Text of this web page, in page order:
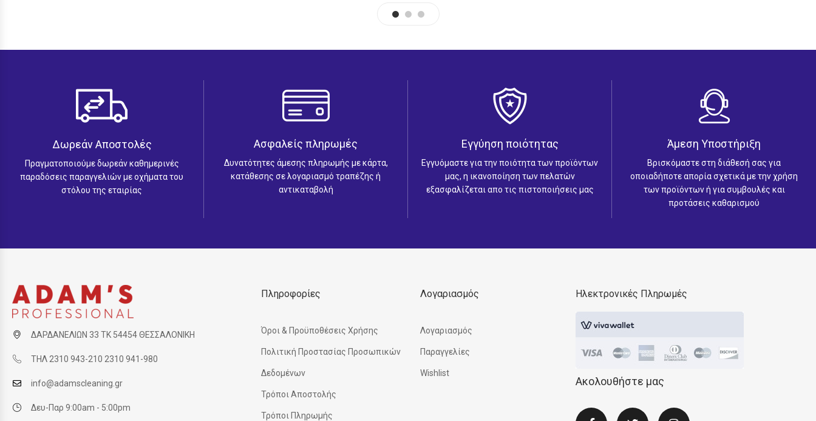
Δωρεάν Αποστολές
Πραγματοποιούμε δωρεάν καθημερινές
παραδόσεις παραγγελιών με οχήματα του
στόλου της εταιρίας
Ασφαλείς πληρωμές
Δυνατότητες άμεσης πληρωμής με κάρτα,
κατάθεσης σε λογαριασμό τραπέζης ή
αντικαταβολή
Εγγύηση ποιότητας
Εγγυόμαστε για την ποιότητα των προϊόντων
μας, η ικανοποίηση των πελατών
εξασφαλίζεται απο τις πιστοποιήσεις μας
Άμεση Υποστήριξη
Βρισκόμαστε στη διάθεσή σας για
οποιαδήποτε απορία σχετικά με την χρήση
των προϊόντων ή για συμβουλές και
προτάσεις καθαρισμού
ΔΑΡΔΑΝΕΛΙΩΝ 33 ΤΚ 54454 ΘΕΣΣΑΛΟΝΙΚΗ
ΤΗΛ 2310 943-210 2310 941-980
info@adamscleaning.gr
Δευ-Παρ 9:00am - 5:00pm
Πληροφορίες
Όροι & Προϋποθέσεις Χρήσης
Πολιτική Προστασίας Προσωπικών
Δεδομένων
Τρόποι Αποστολής
Τρόποι Πληρωμής
Λογαριασμός
Λογαριασμός
Παραγγελίες
Wishlist
Ηλεκτρονικές Πληρωμές
Ακολουθήστε μας